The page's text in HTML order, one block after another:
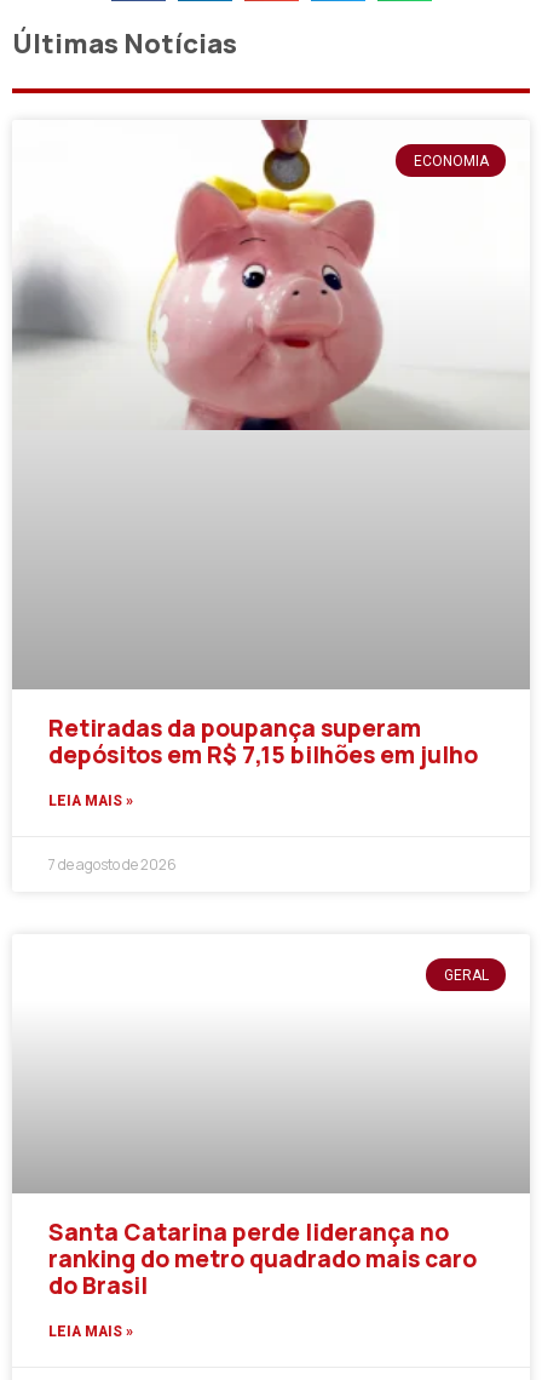
Últimas Notícias
ECONOMIA
Retiradas da poupança superam
depósitos em R$ 7,15 bilhões em julho
LEIA MAIS »
7 de agosto de 2026
GERAL
Santa Catarina perde liderança no
ranking do metro quadrado mais caro
do Brasil
LEIA MAIS »